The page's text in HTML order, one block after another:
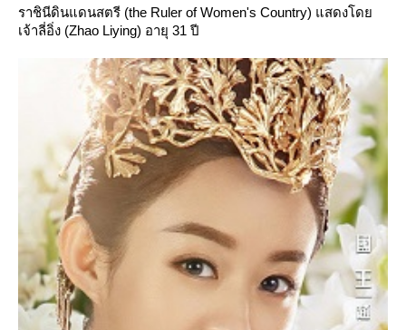
ราชินีดินแดนสตรี (the Ruler of Women's Country) แสดงโด
เจ้าลี่อิ่ง (Zhao Liying) อายุ 31 ปี